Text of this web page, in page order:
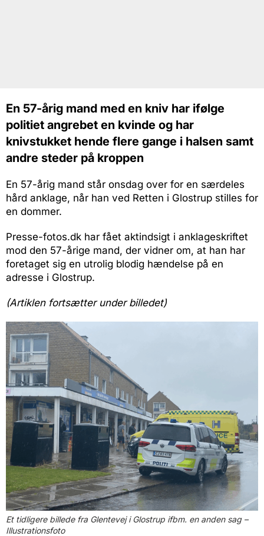
En 57-årig mand med en kniv har ifølge
politiet angrebet en kvinde og har
knivstukket hende flere gange i halsen samt
andre steder på kroppen
En 57-årig mand står onsdag over for en særdeles
hård anklage, når han ved Retten i Glostrup stilles for
en dommer.
Presse-fotos.dk har fået aktindsigt i anklageskriftet
mod den 57-årige mand, der vidner om, at han har
foretaget sig en utrolig blodig hændelse på en
adresse i Glostrup.
(Artiklen fortsætter under billedet)
Et tidligere billede fra Glentevej i Glostrup ifbm. en anden sag –
Illustrationsfoto